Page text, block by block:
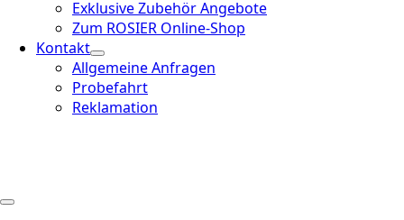
Exklusive Zubehör Angebote
Zum ROSIER Online-Shop
Kontakt
Allgemeine Anfragen
Probefahrt
Reklamation